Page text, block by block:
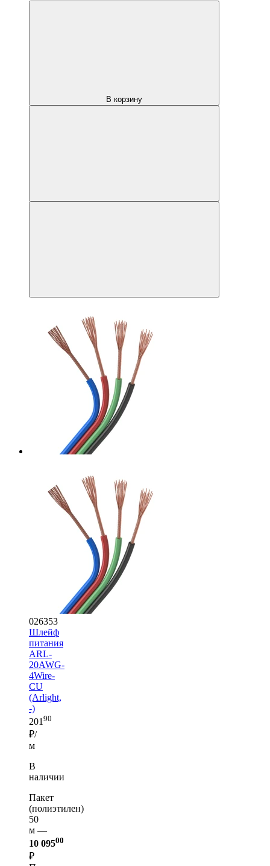
В корзину
026353
Шлейф
питания
ARL-
20AWG-
4Wire-
CU
(Arlight,
-)
201 90
₽/
м
В
наличии
Пакет
(полиэтилен)
50
м —
10 09500
₽